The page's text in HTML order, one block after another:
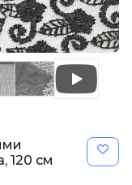
120 см